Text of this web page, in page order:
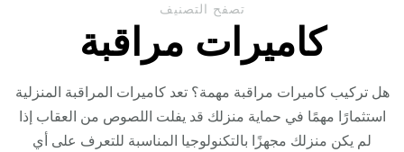
تصفح التصنيف
كاميرات مراقبة
هل تركيب كاميرات مراقبة مهمة؟ تعد كاميرات المراقبة المنزلية
استثمارًا مهمًا في حماية منزلك قد يفلت اللصوص من العقاب إذا
لم يكن منزلك مجهزًا بالتكنولوجيا المناسبة للتعرف على أي